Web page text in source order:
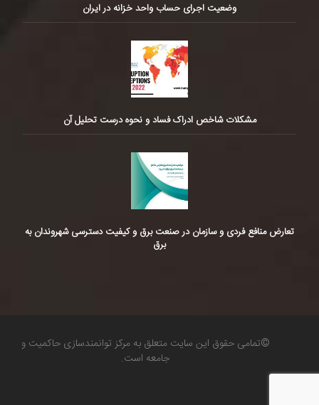
وضعیت اجرای حساب واحد خزانه در ایران
مشکلات شاخص ادراک فساد و نحوه درست تحلیل آن
تعارض منافع فردی و سازمان در صنعت برق و کیفیت دسترسی شهروندان به
برق
©تمامی حقوق این سایت متعلق به مرکز توانمندسازی حاکمیت و
جامعه است.